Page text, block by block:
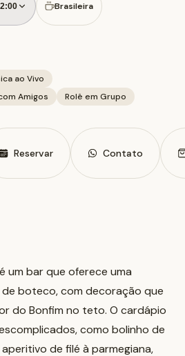
Brasileira
ao Vivo
Amigos
Rolê em Grupo
Reservar Contato
um bar que oferece uma
boteco, com decoração que
do Bonfim no teto. O cardápio
como bolinho de
de filé à parmegiana,